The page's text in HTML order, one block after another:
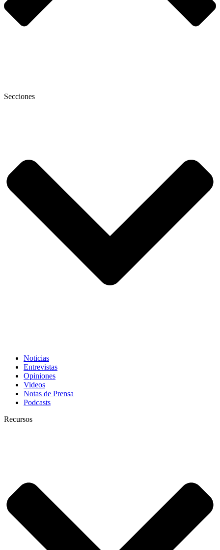
Secciones
Noticias
Entrevistas
Opiniones
Videos
Notas de Prensa
Podcasts
Recursos